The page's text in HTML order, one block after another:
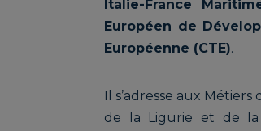
Italie-France
Européen de
Européenne (CTE).
Il s’adresse aux
de la Ligurie et de la